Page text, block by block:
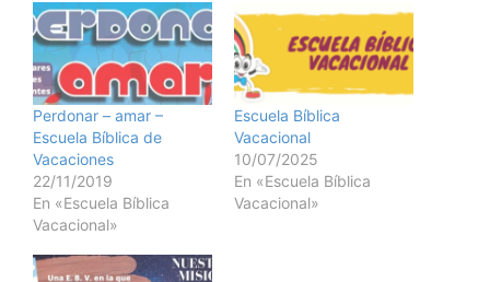
Perdonar – amar –
Escuela Bíblica de
Vacaciones
22/11/2019
En «Escuela Bíblica
Vacacional»
Escuela Bíblica
Vacacional
10/07/2025
En «Escuela Bíblica
Vacacional»